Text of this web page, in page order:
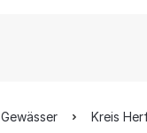
Gewässer Kreis